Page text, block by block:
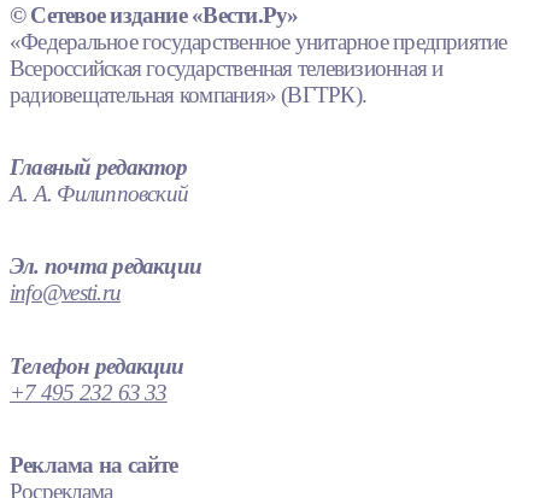
© Сетевое издание «Вести.Ру»
«Федеральное государственное унитарное предприятие
Всероссийская государственная телевизионная и
радиовещательная компания» (ВГТРК).
Главный редактор
А. А. Филипповский
Эл. почта редакции
info@vesti.ru
Телефон редакции
+7 495 232 63 33
Реклама на сайте
Росреклама